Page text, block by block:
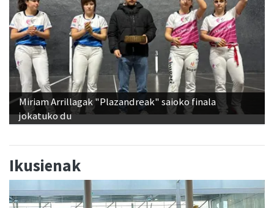
Miriam Arrillagak "Plazandreak" saioko finala
jokatuko du
Ikusienak